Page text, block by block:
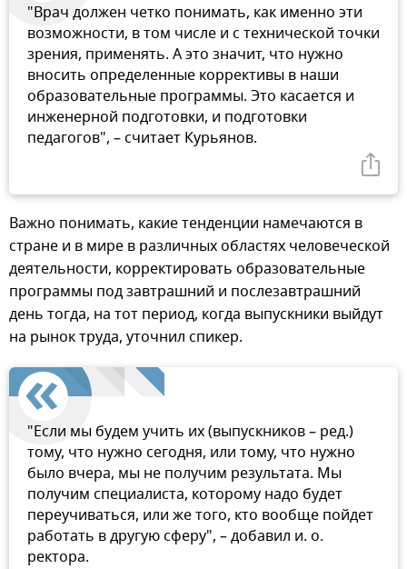
"Врач должен четко понимать, как именно эти
возможности, в том числе и с технической точки
зрения, применять. А это значит, что нужно
вносить определенные коррективы в наши
образовательные программы. Это касается и
инженерной подготовки, и подготовки
педагогов", – считает Курьянов.
Важно понимать, какие тенденции намечаются в
стране и в мире в различных областях человеческой
деятельности, корректировать образовательные
программы под завтрашний и послезавтрашний
день тогда, на тот период, когда выпускники выйдут
на рынок труда, уточнил спикер.
"Если мы будем учить их (выпускников – ред.)
тому, что нужно сегодня, или тому, что нужно
было вчера, мы не получим результата. Мы
получим специалиста, которому надо будет
переучиваться, или же того, кто вообще пойдет
работать в другую сферу", – добавил и. о.
ректора.